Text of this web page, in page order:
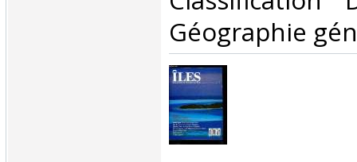
Géographie